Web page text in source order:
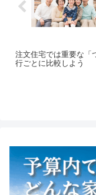
注文住宅では重要な「
行ごとに比較しよう